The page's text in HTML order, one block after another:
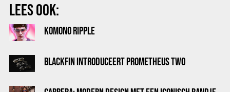
LEES OOK:
KOMONO RIPPLE
BLACKFIN INTRODUCEERT PROMETHEUS TWO